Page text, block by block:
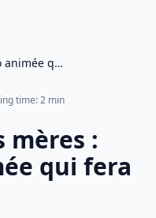
Cadeau fête des mères : une photo animée qui fera pleurer de joie
time: 2 min
mères :
qui fera